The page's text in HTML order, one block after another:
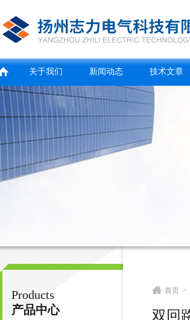
扬州志力电气科技有限公司/扬州高压测试仪
关于我们 新闻动态 技术文章
Products
产品中心
首页 >
双回